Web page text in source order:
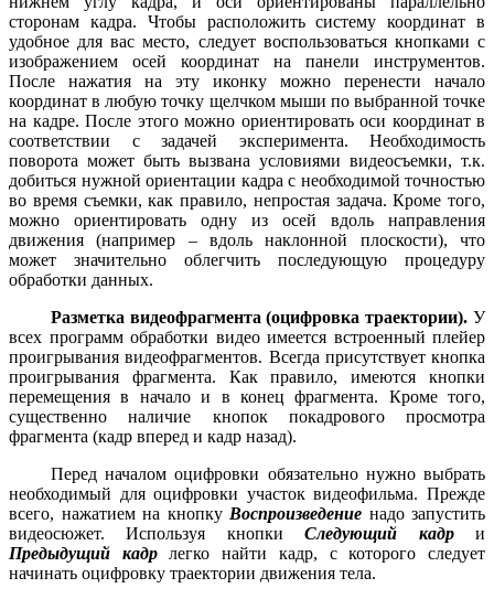
сторонам кадра. Чтобы расположить систему координат в
удобное для вас место, следует воспользоваться кнопками с
изображением осей координат на панели инструментов.
После нажатия на эту иконку можно перенести начало
координат в любую точку щелчком мыши по выбранной точке
на кадре. После этого можно ориентировать оси координат в
соответствии с задачей эксперимента. Необходимость
поворота может быть вызвана условиями видеосъемки, т.к.
добиться нужной ориентации кадра с необходимой точностью
во время съемки, как правило, непростая задача. Кроме того,
можно ориентировать одну из осей вдоль направления
движения (например – вдоль наклонной плоскости), что
может значительно облегчить последующую процедуру
обработки данных.
Разметка видеофрагмента (оцифровка траектории). У
всех программ обработки видео имеется встроенный плейер
проигрывания видеофрагментов. Всегда присутствует кнопка
проигрывания фрагмента. Как правило, имеются кнопки
перемещения в начало и в конец фрагмента. Кроме того,
существенно наличие кнопок покадрового просмотра
фрагмента (кадр вперед и кадр назад).
Перед началом оцифровки обязательно нужно выбрать
необходимый для оцифровки участок видеофильма. Прежде
всего, нажатием на кнопку Воспроизведение надо запустить
видеосюжет. Используя кнопкиСледующий кадри
Предыдущий кадрлегко найти кадр, с которого следует
начинать оцифровку траектории движения тела.